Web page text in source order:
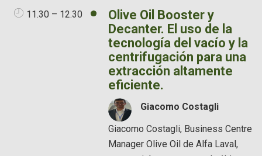
11.30 – 12.30
Olive Oil Booster y
Decanter. El uso de la
tecnología del vacío y la
centrifugación para una
extracción altamente
eficiente.
Giacomo Costagli
Giacomo Costagli, Business Centre
Manager Olive Oil de Alfa Laval,